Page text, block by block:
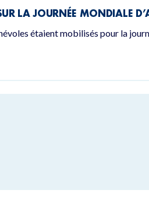
LA JOURNÉE MONDIALE
étaient mobilisés pour la